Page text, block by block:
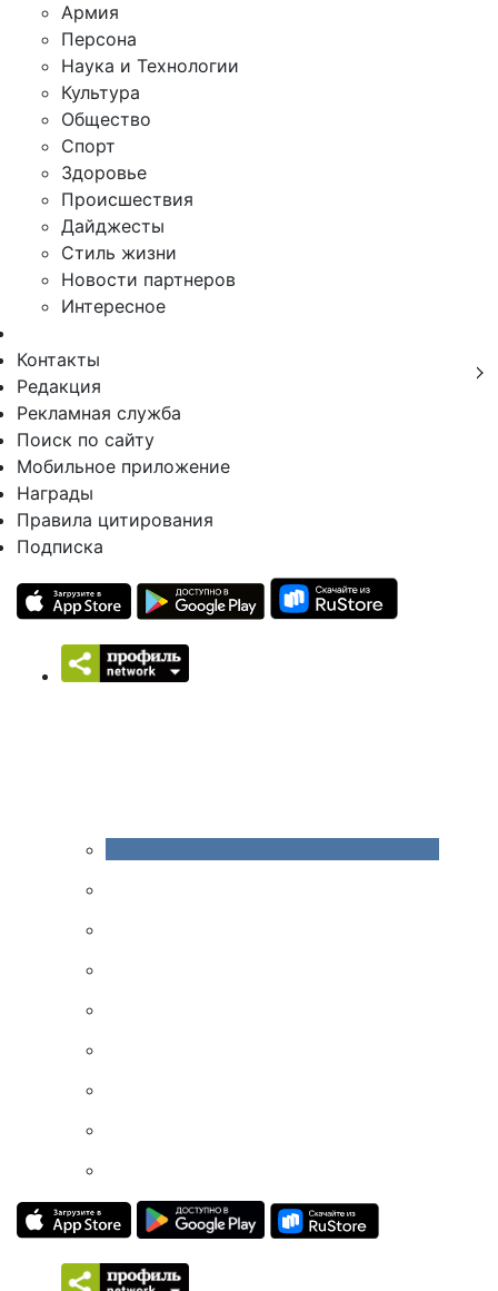
Армия
Персона
Наука и Технологии
Культура
Общество
Спорт
Здоровье
Происшествия
Дайджесты
Стиль жизни
Новости партнеров
Интересное
Контакты
Редакция
Рекламная служба
Поиск по сайту
Мобильное приложение
Награды
Правила цитирования
Подписка